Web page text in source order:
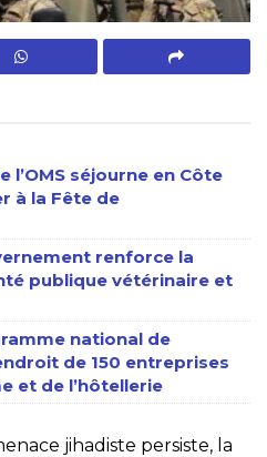
l’OMS séjourne en Côte
à la Fête de
renforce la
publique vétérinaire et
national de
de 150 entreprises
et de l’hôtellerie
jihadiste persiste, la